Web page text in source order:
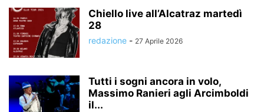
Chiello live all’Alcatraz martedì
28
redazione - 27 Aprile 2026
Tutti i sogni ancora in volo,
Massimo Ranieri agli Arcimboldi
il...